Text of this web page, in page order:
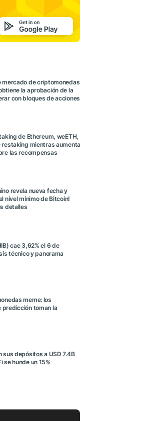
mercado de criptomonedas
la aprobación de la
con bloques de acciones
de Ethereum, weETH,
restaking mientras aumenta
las recompensas
revela nueva fecha y
nivel mínimo de Bitcoin!
detalles
cae 3,62% el 6 de
técnico y panorama
meme: los
predicción toman la
sus depósitos a USD 7.4B
se hunde un 15%